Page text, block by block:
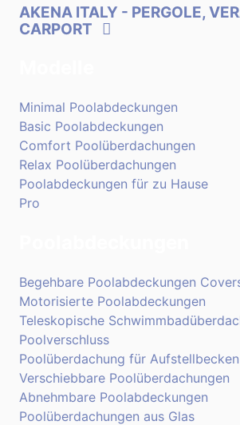
AKENA ITALY - PERGOLE,
CARPORT
Minimal Poolabdeckungen
Basic Poolabdeckungen
Comfort Poolüberdachungen
Relax Poolüberdachungen
Poolabdeckungen für zu Hause
Pro
Begehbare Poolabdeckungen
Motorisierte Poolabdeckungen
Teleskopische
Poolverschluss
Poolüberdachung für Aufstellbecken
Verschiebbare Poolüberdachungen
Abnehmbare Poolabdeckungen
Poolüberdachungen aus Glas